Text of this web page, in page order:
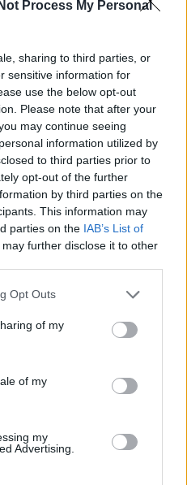
Process My Personal
sharing to third parties, or
sensitive information for
use the below opt-out
Please note that after your
may continue seeing
information utilized by
to third parties prior to
opt-out of the further
by third parties on the
This information may
parties on the IAB’s List of
may further disclose it to other
uses one or more Google
behaviour. You may click to
and its third-party tags to
purposes in below Google
Opt Outs
of my
of my
my
Advertising.
a friss hírekről a